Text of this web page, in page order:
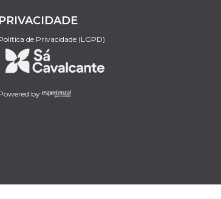
PRIVACIDADE
de Privacidade (LGPD)
by: